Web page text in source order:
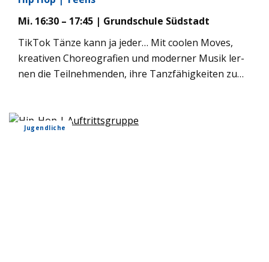
Mi. 16:30 – 17:45 | Grund­schule Süd­stadt
Tik­Tok Tänze kann ja jeder… Mit coo­len Moves,
krea­ti­ven Cho­reo­gra­fien und moder­ner Musik ler­
nen die Teil­neh­men­den, ihre Tanz­fä­hig­kei­ten zu
Jugend­li­che